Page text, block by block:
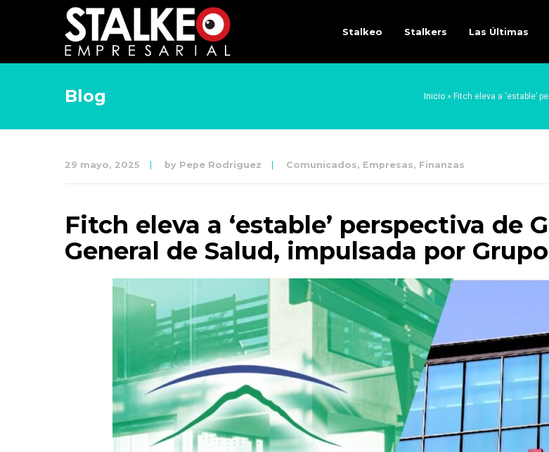
Stalkeo Stalkers Las Últimas
Blog Inicio » Fitch eleva a ‘estable’
29 mayo, 2025 by Pepe Rodriguez Comunicados, Empresas, Finanzas
Fitch eleva a ‘estable’ perspectiva de
General de Salud, impulsada por